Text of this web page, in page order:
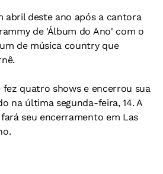
abril deste ano após a cantora
de 'Álbum do Ano' com o
de música country que
fez quatro shows e encerrou sua
na última segunda-feira, 14. A
seu encerramento em Las